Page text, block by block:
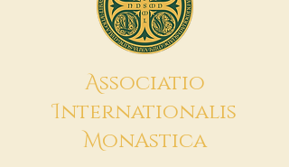
Associatio
Internationalis
MonAstica